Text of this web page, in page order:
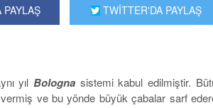
PAYLAŞ TWİTTER'DA PAYLAŞ
yıl Bologna sistemi kabul edilmiştir.
ve bu yönde büyük çabalar sarf